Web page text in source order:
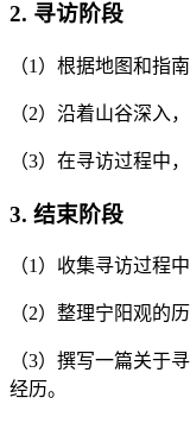
2. 寻访阶段
（1）根据地图和指
（2）沿着山谷深入
（3）在寻访过程中
3. 结束阶段
（1）收集寻访过程
（2）整理宁阳观的
（3）撰写一篇关于
经历。